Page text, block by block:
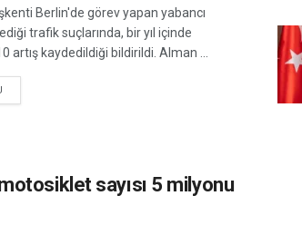
Berlin'de görev yapan yabancı
trafik suçlarında, bir yıl içinde
artış kaydedildiği bildirildi. Alman ...
sayısı 5 milyonu